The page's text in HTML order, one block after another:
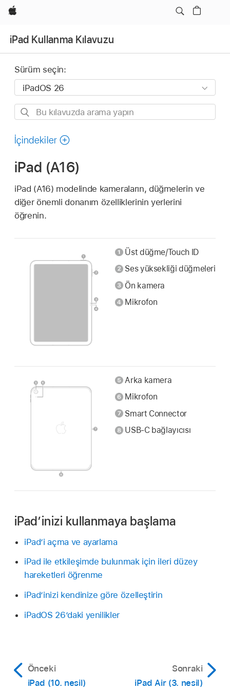
wzlhp
iPad Kullanma Kılavuzu
Sürüm seçin:
Bu
arama
İçindekiler
iPad (A16)
iPad (A16) modelinde kameraların, düğmelerin ve
diğer önemli donanım özelliklerinin yerlerini
öğrenin.
Üst düğme/Touch ID
Ses yüksekliği düğmeleri
Ön kamera
Mikrofon
Arka kamera
Mikrofon
Smart Connector
USB-C bağlayıcısı
iPad’inizi kullanmaya başlama
iPad’i açma ve ayarlama
iPad ile etkileşimde bulunmak için ileri düzey
hareketleri öğrenme
iPad’inizi kendinize göre özelleştirin
iPadOS 26’daki yenilikler
Önceki
iPad (10. nesil)
Sonraki
iPad Air (3. nesil)